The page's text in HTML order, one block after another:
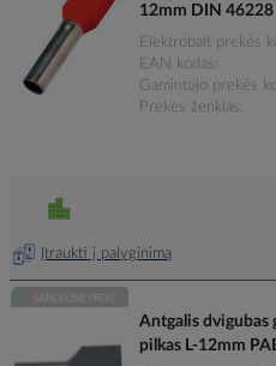
12mm DIN 46228
Elektrobalt prekės
EAN kodas
Gamintojo prekės
Prekės ženklas
Įtraukti į palyginimą
Antgalis dvigubas
pilkas L-12mm